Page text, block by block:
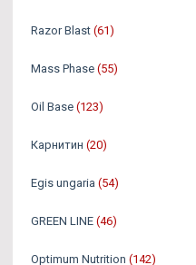
Razor Blast (61)
Mass Phase (55)
Oil Base (123)
Карнитин (20)
Egis ungaria (54)
GREEN LINE (46)
Optimum Nutrition (142)